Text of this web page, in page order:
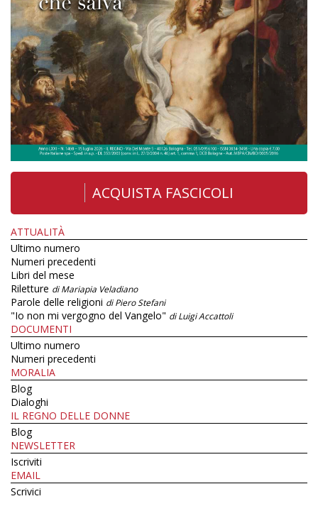
ACQUISTA FASCICOLI
ATTUALITÀ
Ultimo numero
Numeri precedenti
Libri del mese
Riletture di Mariapia Veladiano
Parole delle religioni di Piero Stefani
"Io non mi vergogno del Vangelo" di Luigi Accattoli
DOCUMENTI
Ultimo numero
Numeri precedenti
MORALIA
Blog
Dialoghi
IL REGNO DELLE DONNE
Blog
NEWSLETTER
Iscriviti
EMAIL
Scrivici